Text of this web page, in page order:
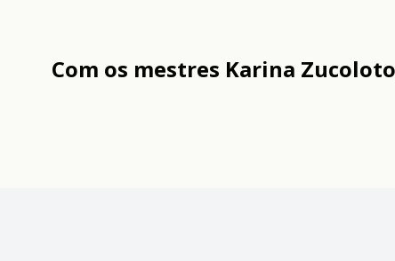
Com os mestres Karina